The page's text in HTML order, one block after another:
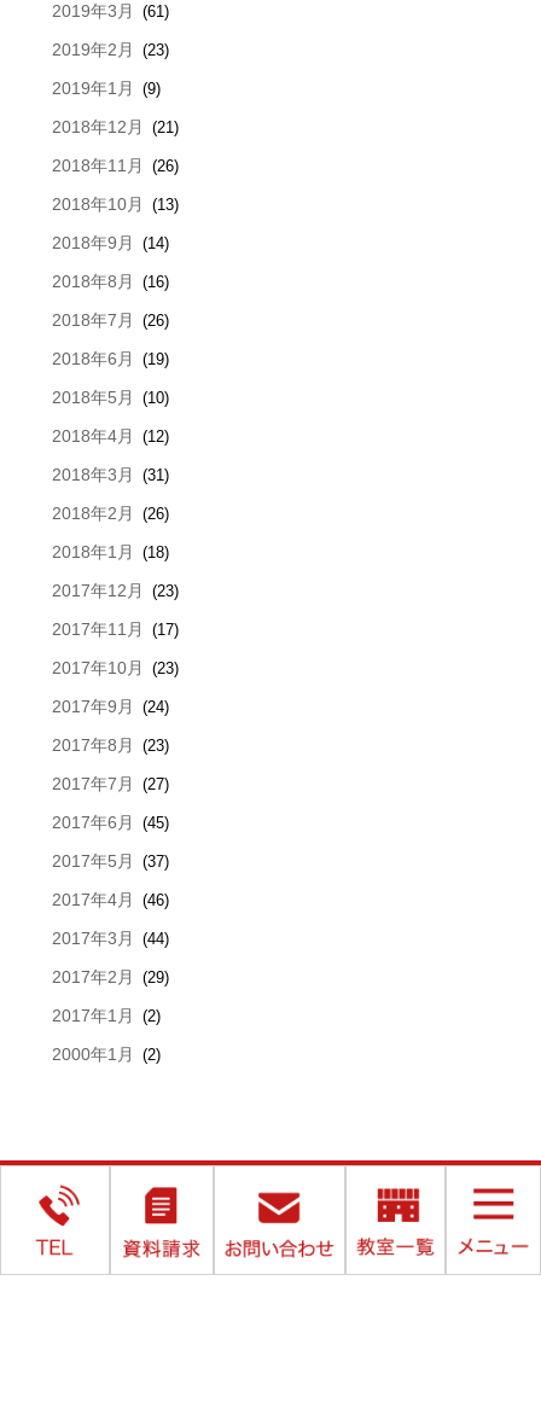
2019年3月 (61)
2019年2月 (23)
2019年1月 (9)
2018年12月 (21)
2018年11月 (26)
2018年10月 (13)
2018年9月 (14)
2018年8月 (16)
2018年7月 (26)
2018年6月 (19)
2018年5月 (10)
2018年4月 (12)
2018年3月 (31)
2018年2月 (26)
2018年1月 (18)
2017年12月 (23)
2017年11月 (17)
2017年10月 (23)
2017年9月 (24)
2017年8月 (23)
2017年7月 (27)
2017年6月 (45)
2017年5月 (37)
2017年4月 (46)
2017年3月 (44)
2017年2月 (29)
2017年1月 (2)
2000年1月 (2)